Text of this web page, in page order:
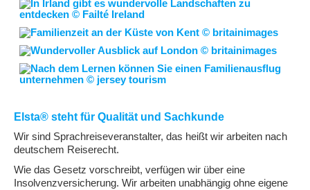
Elsta® steht für Qualität und Sachkunde
Wir sind Sprachreiseveranstalter, das heißt wir arbeiten nach
deutschem Reiserecht.
Wie das Gesetz vorschreibt, verfügen wir über eine
Insolvenzversicherung. Wir arbeiten unabhängig ohne eigene